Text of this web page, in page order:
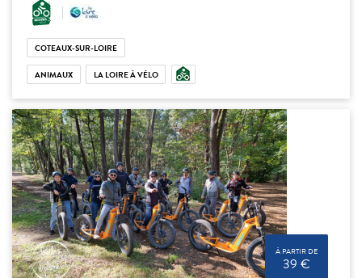
COTEAUX-SUR-LOIRE
ANIMAUX LA LOIRE À VÉLO
À PARTIR DE
39 €